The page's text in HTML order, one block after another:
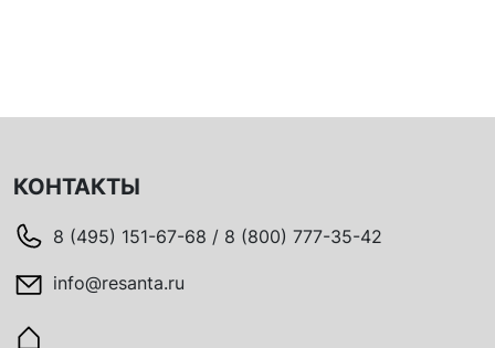
КОНТАКТЫ
8 (495) 151-67-68 / 8 (800) 777-35-42
info@resanta.ru